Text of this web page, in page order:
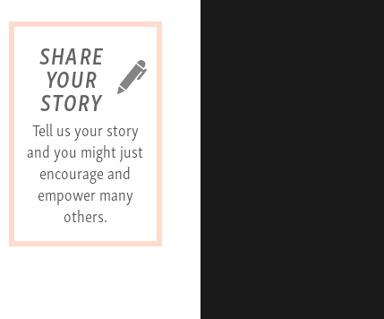
SHARE
YOUR
STORY
Tell us your story
and you might just
encourage and
empower many
others.